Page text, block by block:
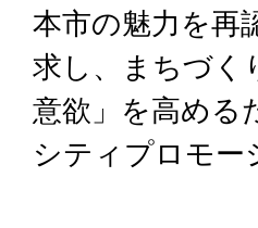
本市の魅力を再
求し、まちづく
意欲」を高める
シティプロモー